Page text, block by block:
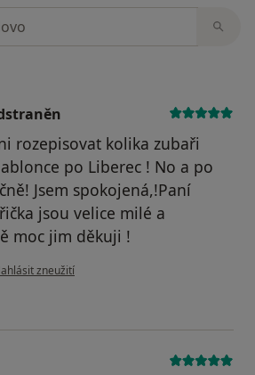
rozepisovat kolika zubaři
po Liberec ! No a po
Jsem spokojená,!Paní
jsou velice milé a
moc jim děkuji !
názoru uživatele Váš účet byl odstraněn
zneužití